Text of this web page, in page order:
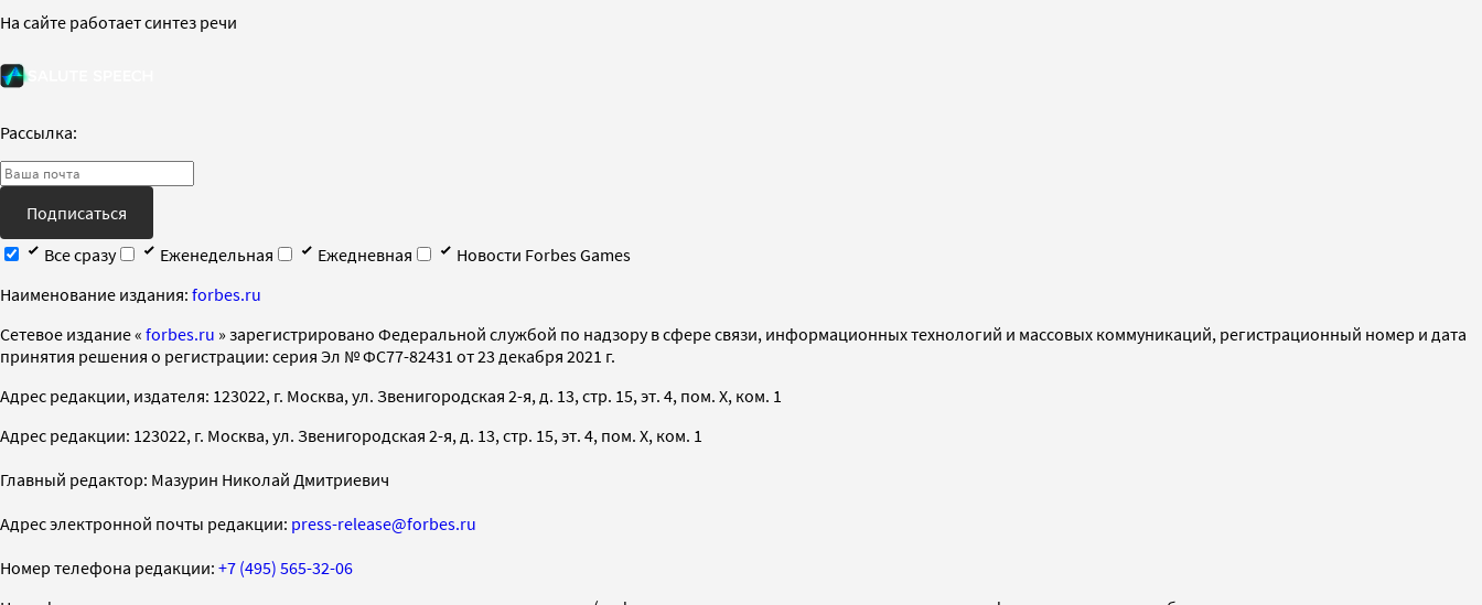
На сайте работает синтез речи
Рассылка:
Подписаться
Все сразу
Еженедельная Ежедневная
Новости Forbes Games
Наименование издания: forbes.ru
Cетевое издание « forbes.ru » зарегистрировано Федеральной службой по надзору в сфере связи, информационных технологий и массовых коммуникаций, регистрационный номер и дата
принятия решения о регистрации: серия Эл № ФС77-82431 от 23 декабря 2021 г.
Адрес редакции, издателя: 123022, г. Москва, ул. Звенигородская 2-я, д. 13, стр. 15, эт. 4, пом. X, ком. 1
Адрес редакции: 123022, г. Москва, ул. Звенигородская 2-я, д. 13, стр. 15, эт. 4, пом. X, ком. 1
Главный редактор: Мазурин Николай Дмитриевич
Адрес электронной почты редакции: press-release@forbes.ru
Номер телефона редакции: +7 (495) 565-32-06